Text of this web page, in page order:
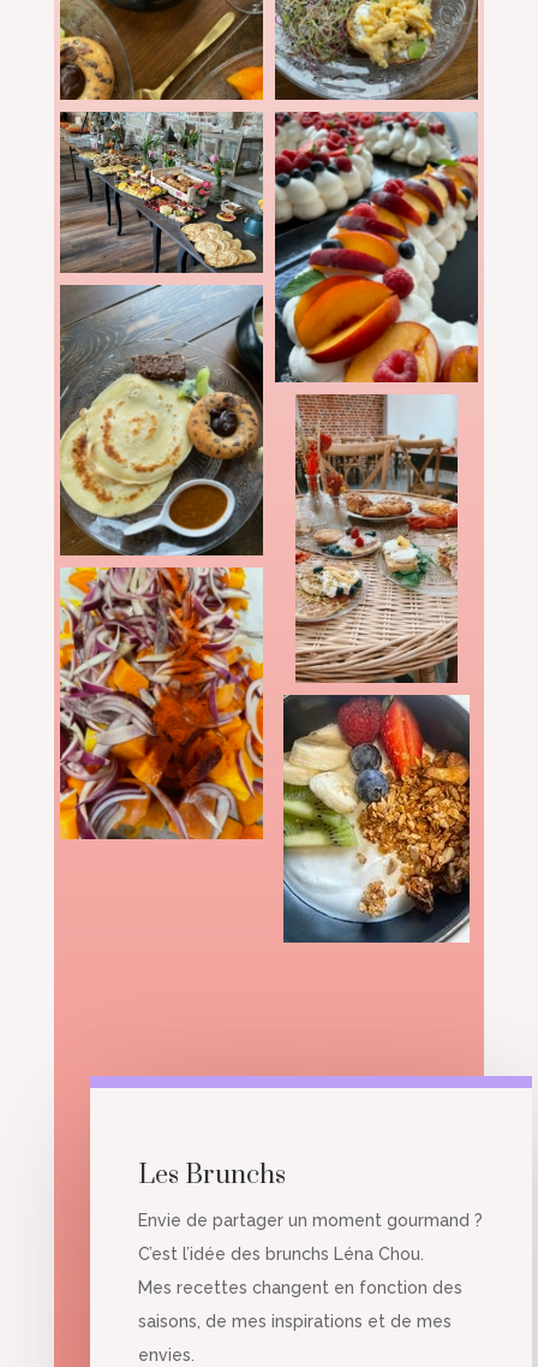
Les Brunchs
Envie de partager un moment gourmand ?
C’est l’idée des brunchs Léna Chou.
Mes recettes changent en fonction des
saisons, de mes inspirations et de mes
envies.